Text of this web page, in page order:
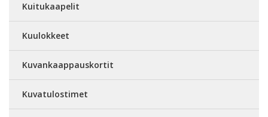
Kuitukaapelit
Kuulokkeet
Kuvankaappauskortit
Kuvatulostimet